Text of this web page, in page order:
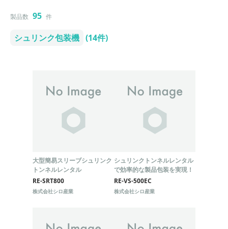
製品数 95 件
シュリンク包装機 (14件)
大型簡易スリーブシュリンク
トンネルレンタル
RE-SRT800
株式会社シロ産業
シュリンクトンネルレンタル
で効率的な製品包装を実現！
RE-VS-500EC
株式会社シロ産業